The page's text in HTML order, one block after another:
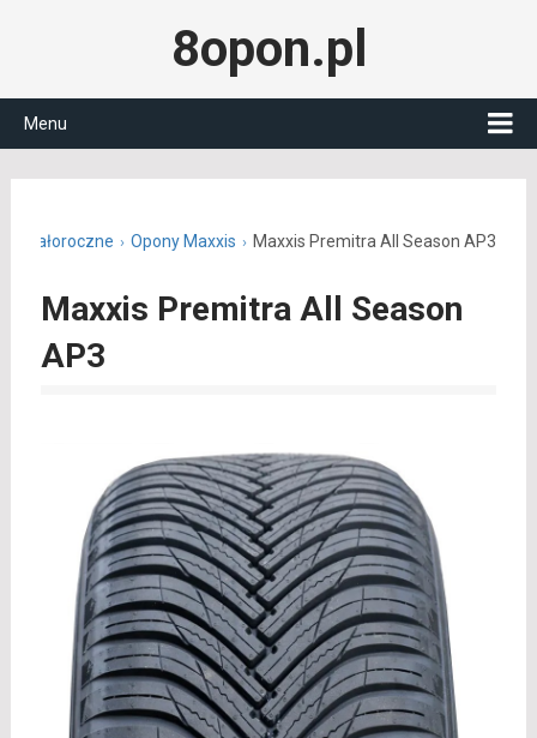
8opon.pl
Menu
całoroczne Opony Maxxis Maxxis Premitra All Season AP3
Maxxis Premitra All Season
AP3